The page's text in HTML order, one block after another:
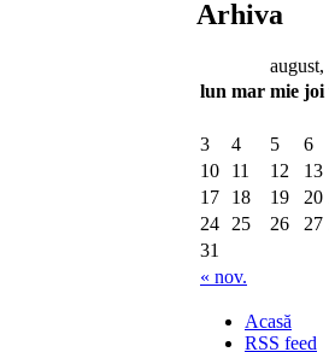
Arhiva
lun mar mie joi
« nov.
3
4 5 6
10
11 12 13
17
18 19 20
24
25 26 27
31
Acasă
RSS feed